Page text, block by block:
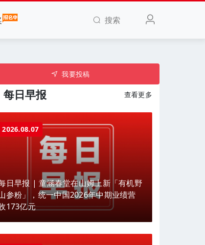
搜索
我要投稿
每日早报 查看更多
2026.08.07
日早报 | 童涵春堂在山姆上新「有机野
参粉」，统一中国2026年中期业绩营
173亿元